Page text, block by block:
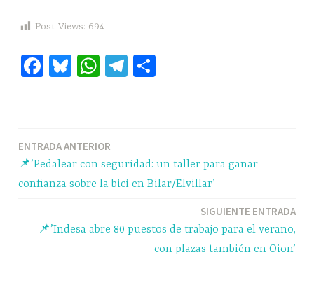
Post Views: 694
Fa Bl W
pp
Te
m rti
r
Navegación
de
ENTRADA ANTERIOR
📌’Pedalear con seguridad: un taller para ganar
confianza sobre la bici en Bilar/Elvillar’
SIGUIENTE ENTRADA
📌’Indesa abre 80 puestos de trabajo para el verano,
con plazas también en Oion’